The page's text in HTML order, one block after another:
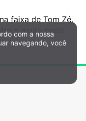
faixa de Tom Zé,
e muito mais!
com a nossa
navegando, você